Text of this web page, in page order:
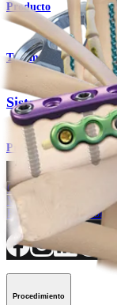
Producto
Traumatismo -
Sistema de
Procedimiento
¿Cómo
Contacte a un
Ver eventos,
Regístrese para recibir:
Conéctese con nosotros
Procedimiento